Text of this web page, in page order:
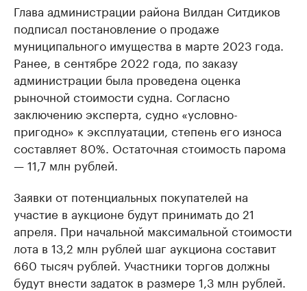
Глава администрации района Вилдан Ситдиков
подписал постановление о продаже
муниципального имущества в марте 2023 года.
Ранее, в сентябре 2022 года, по заказу
администрации была проведена оценка
рыночной стоимости судна. Согласно
заключению эксперта, судно «условно-
пригодно» к эксплуатации, степень его износа
составляет 80%. Остаточная стоимость парома
— 11,7 млн рублей.
Заявки от потенциальных покупателей на
участие в аукционе будут принимать до 21
апреля. При начальной максимальной стоимости
лота в 13,2 млн рублей шаг аукциона составит
660 тысяч рублей. Участники торгов должны
будут внести задаток в размере 1,3 млн рублей.